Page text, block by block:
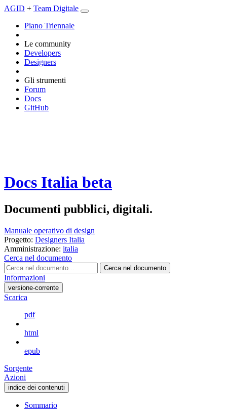
AGID + Team Digitale
Piano Triennale
Le community
Developers
Designers
Gli strumenti
Forum
Docs
GitHub
Docs Italia beta
Documenti pubblici, digitali.
Manuale operativo di design
Progetto: Designers Italia
Amministrazione: italia
Cerca nel documento
Cerca nel documento
Informazioni
versione-corrente
Scarica
pdf
html
epub
Sorgente
Azioni
indice dei contenuti
Sommario